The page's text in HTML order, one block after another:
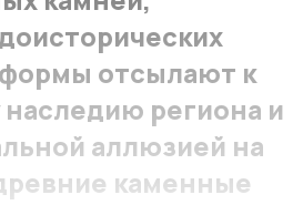
отсылают к
региона и
аллюзией на
каменные